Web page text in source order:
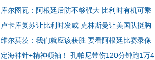
库尔图瓦：阿根廷后防不够强大 比利时有机可乘
卢卡库复苏让比利时发威 克林斯曼让美国队挺胸
维尔莫茨：我们就应该获胜 要看阿根廷比赛录像
定海神针+精神领袖！ 孔帕尼带伤120分钟跑1万4